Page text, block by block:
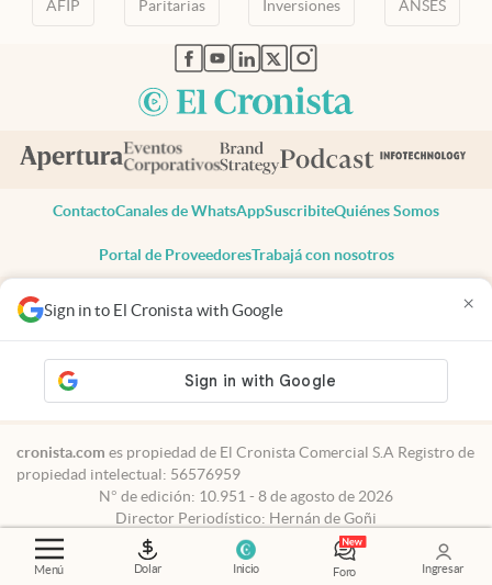
Menú Dolar Inicio Foro Ingresar
Sign in to El Cronista with Google ×
AFIP Paritarias Inversiones ANSES
abre en nueva pestaña
abre en nueva pestaña
abre en nueva pestaña
abre en nueva pestaña
abre en nueva pestaña
ContactoCanales de WhatsAppSuscribiteQuiénes Somos
Portal de ProveedoresTrabajá con nosotros
Todos los derechos reservados
Privacidad
Consentimiento
Tel:+54 11 7078-3270
cronista.com es propiedad de El Cronista Comercial S.A Registro de
propiedad intelectual: 56576959
N° de edición: 10.951 - 8 de agosto de 2026
Director Periodístico: Hernán de Goñi